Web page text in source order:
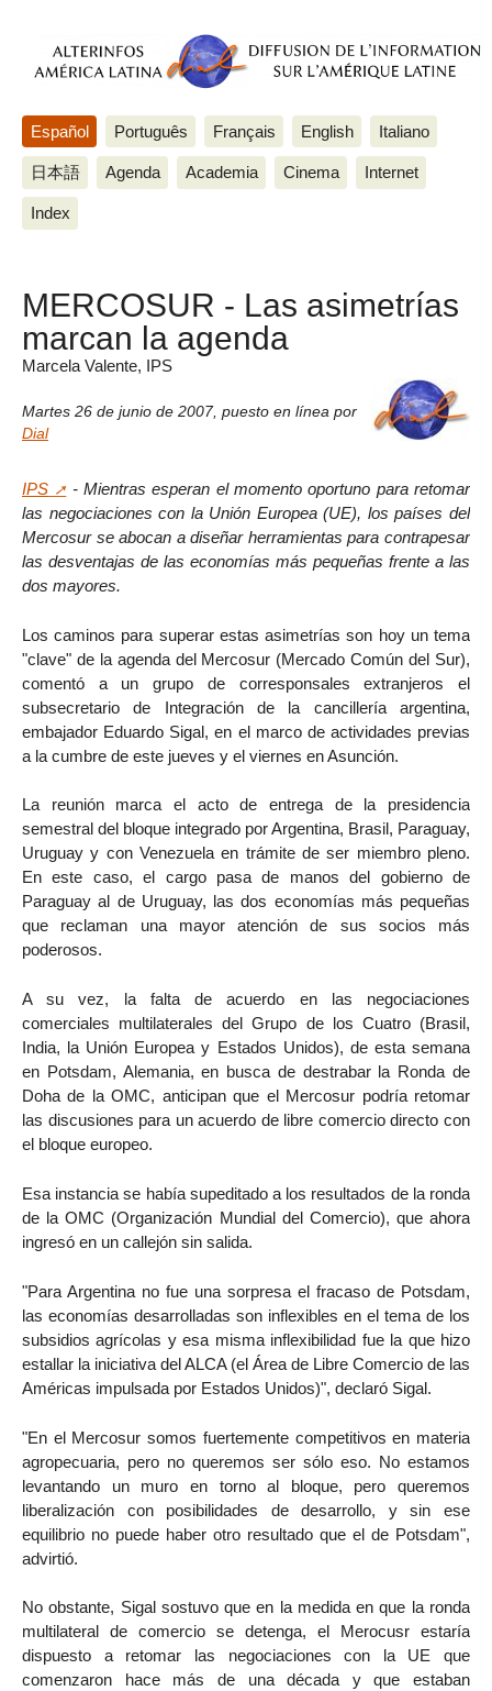
Español Português Français English Italiano
日本語 Agenda Academia Cinema Internet
Index
MERCOSUR - Las asimetrías
marcan la agenda
Marcela Valente, IPS
Martes 26 de junio de 2007, puesto en línea por
Dial
IPS
- Mientras esperan el momento oportuno para retomar
las negociaciones con la Unión Europea (UE), los países del
Mercosur se abocan a diseñar herramientas para contrapesar
las desventajas de las economías más pequeñas frente a las
dos mayores.
Los caminos para superar estas asimetrías son hoy un tema
"clave" de la agenda del Mercosur (Mercado Común del Sur),
comentó a un grupo de corresponsales extranjeros el
subsecretario de Integración de la cancillería argentina,
embajador Eduardo Sigal, en el marco de actividades previas
a la cumbre de este jueves y el viernes en Asunción.
La reunión marca el acto de entrega de la presidencia
semestral del bloque integrado por Argentina, Brasil, Paraguay,
Uruguay y con Venezuela en trámite de ser miembro pleno.
En este caso, el cargo pasa de manos del gobierno de
Paraguay al de Uruguay, las dos economías más pequeñas
que reclaman una mayor atención de sus socios más
poderosos.
A su vez, la falta de acuerdo en las negociaciones
comerciales multilaterales del Grupo de los Cuatro (Brasil,
India, la Unión Europea y Estados Unidos), de esta semana
en Potsdam, Alemania, en busca de destrabar la Ronda de
Doha de la OMC, anticipan que el Mercosur podría retomar
las discusiones para un acuerdo de libre comercio directo con
el bloque europeo.
Esa instancia se había supeditado a los resultados de la ronda
de la OMC (Organización Mundial del Comercio), que ahora
ingresó en un callejón sin salida.
"Para Argentina no fue una sorpresa el fracaso de Potsdam,
las economías desarrolladas son inflexibles en el tema de los
subsidios agrícolas y esa misma inflexibilidad fue la que hizo
estallar la iniciativa del ALCA (el Área de Libre Comercio de las
Américas impulsada por Estados Unidos)", declaró Sigal.
"En el Mercosur somos fuertemente competitivos en materia
agropecuaria, pero no queremos ser sólo eso. No estamos
levantando un muro en torno al bloque, pero queremos
liberalización con posibilidades de desarrollo, y sin ese
equilibrio no puede haber otro resultado que el de Potsdam",
advirtió.
No obstante, Sigal sostuvo que en la medida en que la ronda
multilateral de comercio se detenga, el Merocusr estaría
dispuesto a retomar las negociaciones con la UE que
comenzaron hace más de una década y que estaban